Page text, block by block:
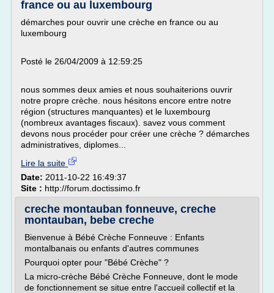
france ou au luxembourg
démarches pour ouvrir une crèche en france ou au
luxembourg
Posté le 26/04/2009 à 12:59:25
nous sommes deux amies et nous souhaiterions ouvrir
notre propre crèche. nous hésitons encore entre notre
région (structures manquantes) et le luxembourg
(nombreux avantages fiscaux). savez vous comment
devons nous procéder pour créer une crèche ? démarches
administratives, diplomes...
Lire la suite
Date: 2011-10-22 16:49:37
Site : http://forum.doctissimo.fr
creche montauban fonneuve, creche
montauban, bebe creche
Bienvenue à Bébé Crèche Fonneuve : Enfants
montalbanais ou enfants d'autres communes
Pourquoi opter pour "Bébé Crèche" ?
La micro-crèche Bébé Crèche Fonneuve, dont le mode
de fonctionnement se situe entre l'accueil collectif et la